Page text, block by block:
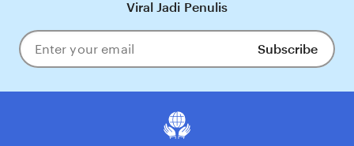
Viral Jadi Penulis
Enter
your
Subscribe